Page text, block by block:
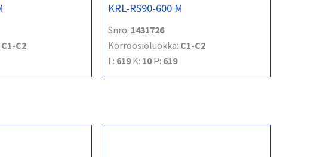
C1-C2
KRL-RS90-600 M
Snro: 1431726
Korroosioluokka: C1-C2
L: 619K: 10P: 619